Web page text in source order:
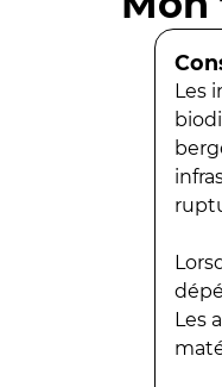
Les
Les